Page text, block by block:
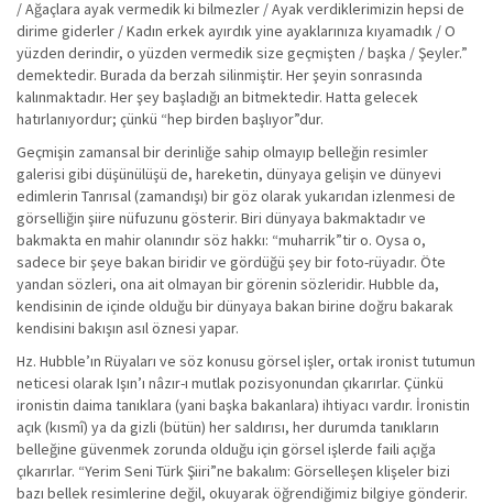
/ Ağaçlara ayak vermedik ki bilmezler / Ayak verdiklerimizin hepsi de
dirime giderler / Kadın erkek ayırdık yine ayaklarınıza kıyamadık / O
yüzden derindir, o yüzden vermedik size geçmişten / başka / Şeyler.”
demektedir. Burada da berzah silinmiştir. Her şeyin sonrasında
kalınmaktadır. Her şey başladığı an bitmektedir. Hatta gelecek
hatırlanıyordur; çünkü “hep birden başlıyor”dur.
Geçmişin zamansal bir derinliğe sahip olmayıp belleğin resimler
galerisi gibi düşünülüşü de, hareketin, dünyaya gelişin ve dünyevi
edimlerin Tanrısal (zamandışı) bir göz olarak yukarıdan izlenmesi de
görselliğin şiire nüfuzunu gösterir. Biri dünyaya bakmaktadır ve
bakmakta en mahir olanındır söz hakkı: “muharrik”tir o. Oysa o,
sadece bir şeye bakan biridir ve gördüğü şey bir foto-rüyadır. Öte
yandan sözleri, ona ait olmayan bir görenin sözleridir. Hubble da,
kendisinin de içinde olduğu bir dünyaya bakan birine doğru bakarak
kendisini bakışın asıl öznesi yapar.
Hz. Hubble’ın Rüyaları ve söz konusu görsel işler, ortak ironist tutumun
neticesi olarak Işın’ı nâzır-ı mutlak pozisyonundan çıkarırlar. Çünkü
ironistin daima tanıklara (yani başka bakanlara) ihtiyacı vardır. İronistin
açık (kısmî) ya da gizli (bütün) her saldırısı, her durumda tanıkların
belleğine güvenmek zorunda olduğu için görsel işlerde faili açığa
çıkarırlar. “Yerim Seni Türk Şiiri”ne bakalım: Görselleşen klişeler bizi
bazı bellek resimlerine değil, okuyarak öğrendiğimiz bilgiye gönderir.